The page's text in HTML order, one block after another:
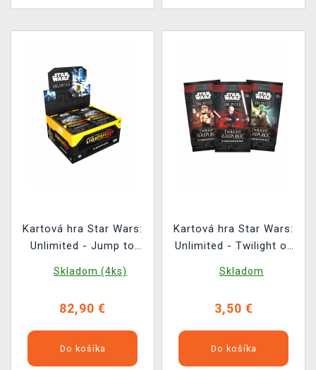
Kartová hra Star Wars:
Unlimited - Jump to
(24 boosterov)
Skladom (4ks)
82,90 €
Do košíka
Kartová hra Star Wars:
Unlimited - Twilight of
(16 kariet)
Skladom
3,50 €
Do košíka